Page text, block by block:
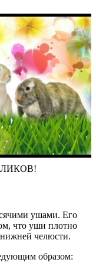
ушами. Его
что уши плотно
челюсти.
образом: